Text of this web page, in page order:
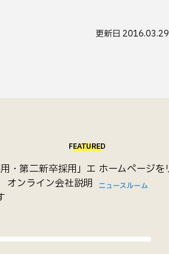
更新日 2016.03.29
FEATURED
・第二新卒採用」エ
オンライン会社説明
ホームページ
ニュースルーム